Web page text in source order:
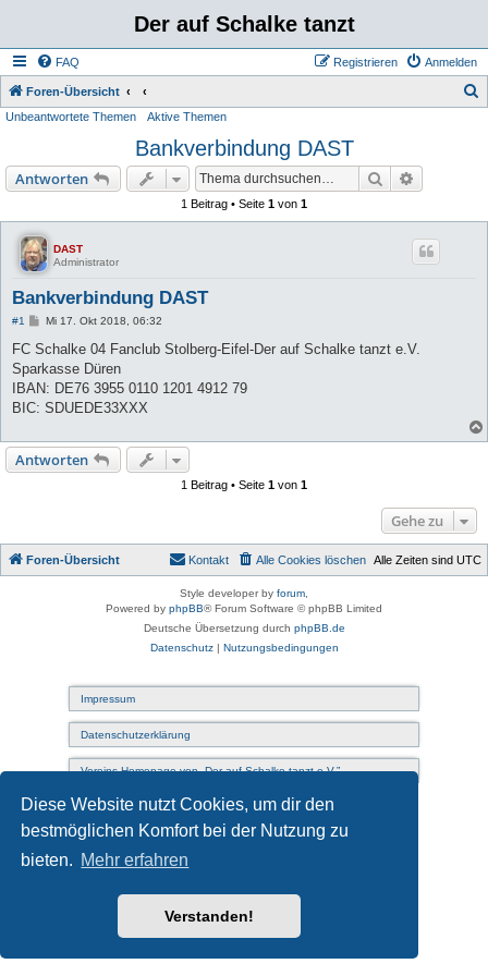
Diese Website nutzt Cookies, um dir den
bestmöglichen Komfort bei der Nutzung zu
bieten. Mehr erfahren
Verstanden!
Der auf Schalke tanzt
FAQ Anmelden
Registrieren
Foren-Übersicht
Unbeantwortete Themen Aktive Themen
Bankverbindung DAST
Antworten Suche
1 Beitrag • Seite 1 von 1
DAST
Administrator
Bankverbindung DAST
#1
B
i
r
a
Mi 17. Okt 2018, 06:32
FC Schalke 04 Fanclub Stolberg-Eifel-Der auf Schalke tanzt e.V.
Sparkasse Düren
IBAN: DE76 3955 0110 1201 4912 79
BIC: SDUEDE33XXX
Antworten
1 Beitrag • Seite 1 von 1
Gehe zu
Foren-Übersicht Alle Zeiten sind UTC
Alle Cookies löschen
Kontakt
Style developer by forum
Powered by phpBB® Forum Software © phpBB Limited
Deutsche Übersetzung durch phpBB.de
Datenschutz| Nutzungsbedingungen
Impressum
Datenschutzerklärung
Vereins-Homepage von „Der auf Schalke tanzt e.V.”